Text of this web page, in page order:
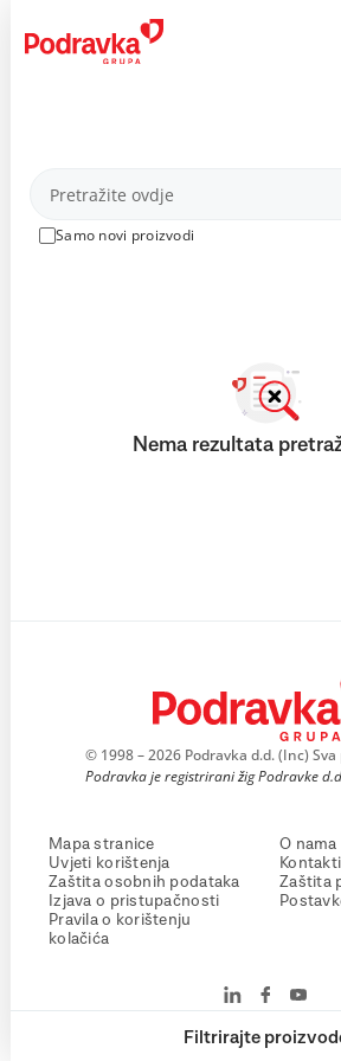
content
Proizvodi
Samo novi proizvodi
Filtrirajte
Nema rezultata
© 1998 – 2026 Podravka d.d. (Inc)
Podravka je registrirani žig Podravke
Mapa stranice
Uvjeti korištenja
Zaštita osobnih podataka
Izjava o pristupačnosti
Pravila o korištenju
kolačića
O nama
Zaštita